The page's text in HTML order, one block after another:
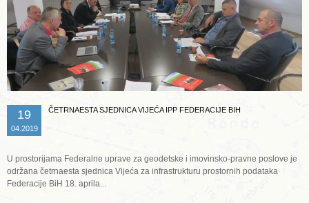
19
04.2019
ČETRNAESTA SJEDNICA VIJEĆA IPP FEDERACIJE BIH
U prostorijama Federalne uprave za geodetske i imovinsko-pravne poslove je
održana četrnaesta sjednica Vijeća za infrastrukturu prostornih podataka
Federacije BiH 18. aprila...